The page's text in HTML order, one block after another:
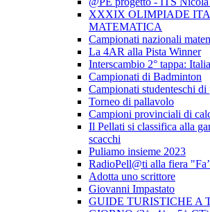
XXXIX OLIMPIADE
MATEMATICA
Campionati nazionali
La 4AR alla Pista Winner
Interscambio 2° tappa:
Campionati di Badminton
Campionati studenteschi
Torneo di pallavolo
Campioni provinciali di
Il Pellati si classifica alla
scacchi
Puliamo insieme 2023
RadioPell@ti alla fiera
Adotta uno scrittore
Giovanni Impastato
GUIDE TURISTICHE A